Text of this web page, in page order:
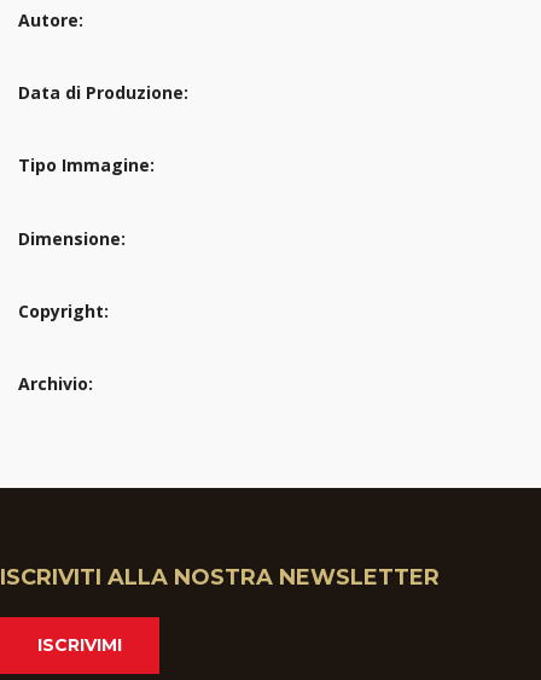
Autore:
Data di Produzione:
Tipo Immagine:
Dimensione:
Copyright:
Archivio:
ISCRIVITI ALLA NOSTRA NEWSLETTER
ISCRIVIMI